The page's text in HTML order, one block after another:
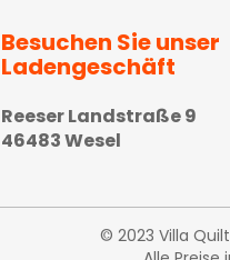
Besuchen Sie unser
Ladengeschäft
Reeser Landstraße 9
46483 Wesel
© 2023 Villa